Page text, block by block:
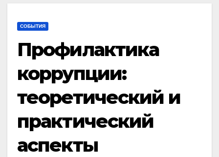
СОБЫТИЯ
Профилактика
коррупции:
теоретический и
практический
аспекты